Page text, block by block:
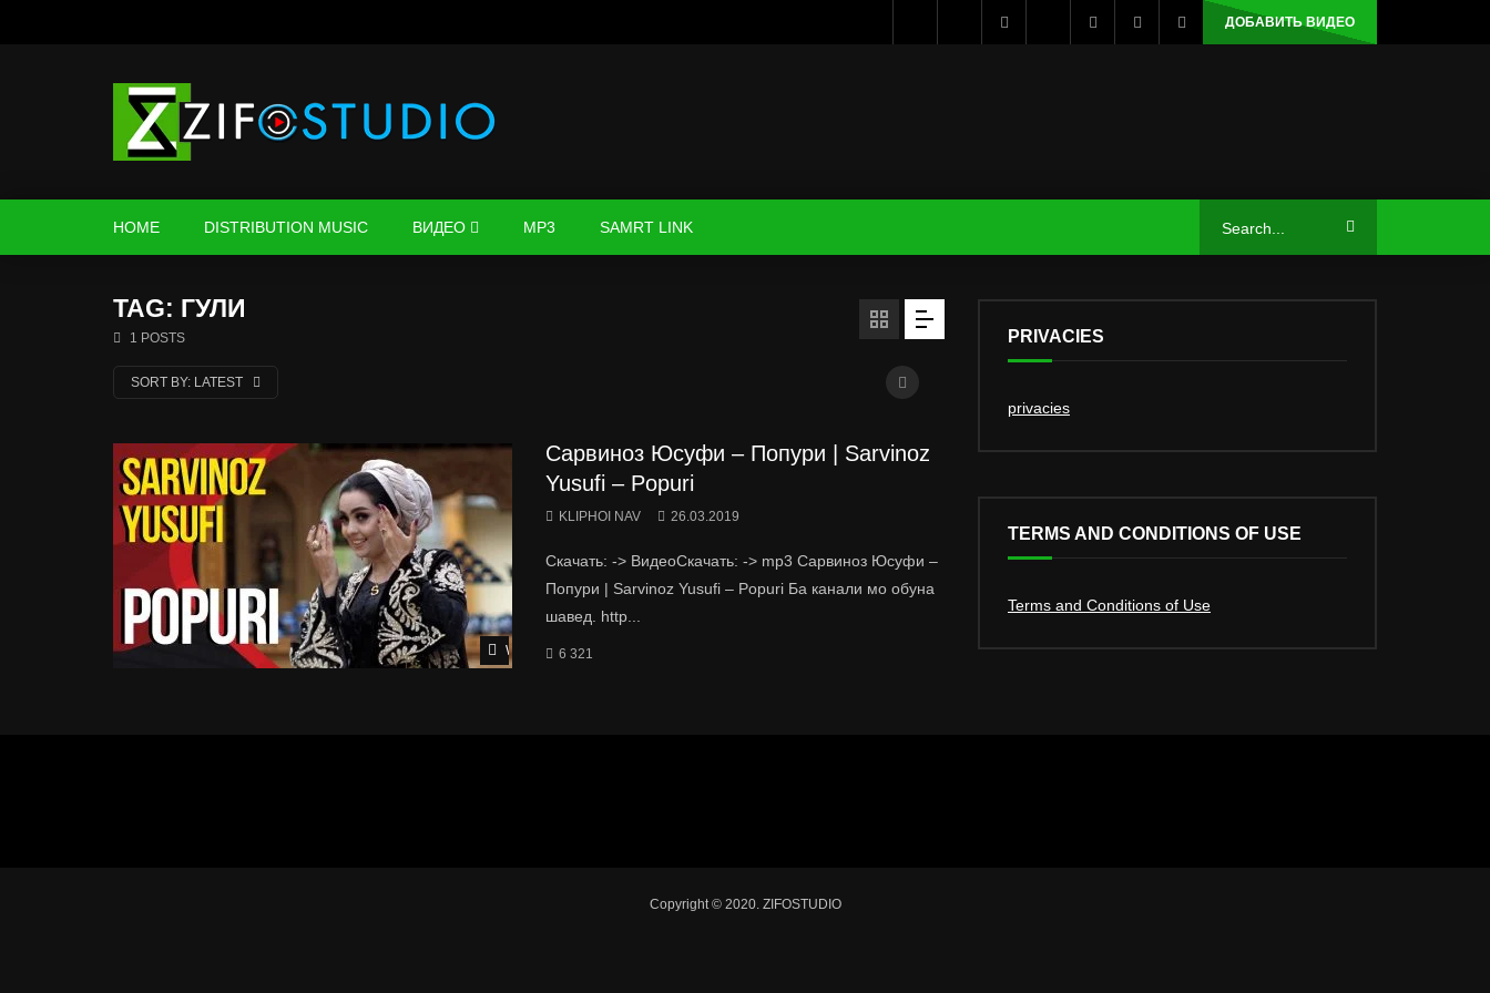
ДОБАВИТЬ ВИДЕО
HOME DISTRIBUTION MUSIC ВИДЕО MP3 SAMRT LINK
TAG: ГУЛИ
1 POSTS
SORT BY: LATEST
Watch Later
Сарвиноз Юсуфи – Попури | Sarvinoz
Yusufi – Popuri
KLIPHOI NAV 26.03.2019
Скачать: -> ВидеоСкачать: -> mp3 Сарвиноз Юсуфи –
Попури | Sarvinoz Yusufi – Popuri Ба канали мо обуна
шавед. http...
6 321
PRIVACIES
privacies
TERMS AND CONDITIONS OF USE
Terms and Conditions of Use
Copyright © 2020. ZIFOSTUDIO